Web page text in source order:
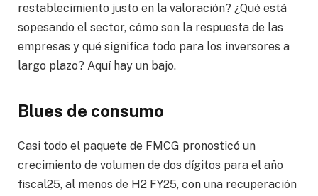
restablecimiento justo en la valoración? ¿Qué está
sopesando el sector, cómo son la respuesta de las
empresas y qué significa todo para los inversores a
largo plazo? Aquí hay un bajo.
Blues de consumo
Casi todo el paquete de FMCG pronosticó un
crecimiento de volumen de dos dígitos para el año
fiscal25, al menos de H2 FY25, con una recuperación